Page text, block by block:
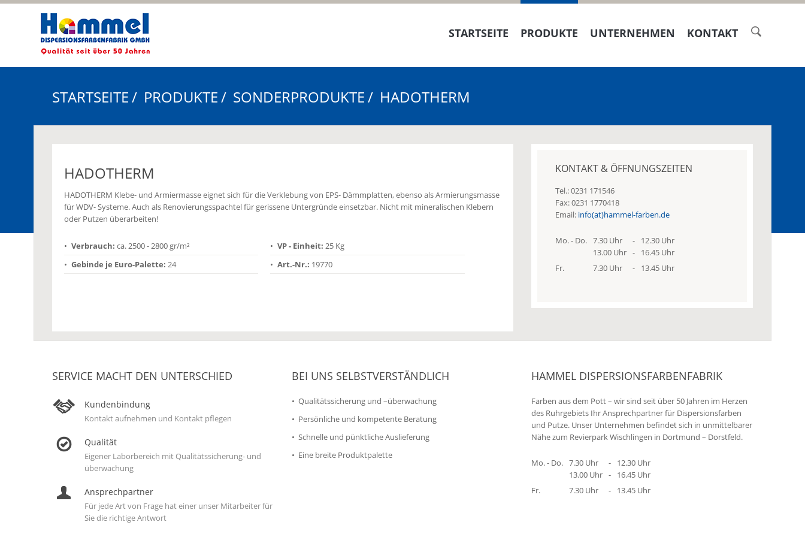
STARTSEITE PRODUKTE UNTERNEHMEN KONTAKT
STARTSEITE PRODUKTE SONDERPRODUKTE HADOTHERM
HADOTHERM
HADOTHERM Klebe- und Armiermasse eignet sich für die Verklebung von EPS- Dämmplatten, ebenso als Armierungsmasse
für WDV- Systeme. Auch als Renovierungsspachtel für gerissene Untergründe einsetzbar. Nicht mit mineralischen Klebern
oder Putzen überarbeiten!
Verbrauch: ca. 2500 - 2800 gr/m² VP - Einheit:25 Kg
Gebinde je Euro-Palette: 24 Art.-Nr.: 19770
KONTAKT & ÖFFNUNGSZEITEN
Tel.: 0231 171546
Fax: 0231 1770418
Email: info(at)hammel-farben.de
Mo. - Do. 7.30 Uhr
13.00 Uhr
-
-
12.30 Uhr
16.45 Uhr
Fr.
7.30 Uhr - 13.45 Uhr
SERVICE MACHT DEN UNTERSCHIED
Kundenbindung
Kontakt aufnehmen und Kontakt pflegen
Qualität
Eigener Laborbereich mit Qualitätssicherung- und
überwachung
Ansprechpartner
Für jede Art von Frage hat einer unser Mitarbeiter für
Sie die richtige Antwort
BEI UNS SELBSTVERSTÄNDLICH
Qualitätssicherung und –überwachung
Persönliche und kompetente Beratung
Schnelle und pünktliche Auslieferung
Eine breite Produktpalette
HAMMEL DISPERSIONSFARBENFABRIK
Farben aus dem Pott – wir sind seit über 50 Jahren im Herzen
des Ruhrgebiets Ihr Ansprechpartner für Dispersionsfarben
und Putze. Unser Unternehmen befindet sich in unmittelbarer
Nähe zum Revierpark Wischlingen in Dortmund – Dorstfeld.
Mo. - Do. 7.30 Uhr
13.00 Uhr
-
-
12.30 Uhr
16.45 Uhr
Fr.
7.30 Uhr - 13.45 Uhr